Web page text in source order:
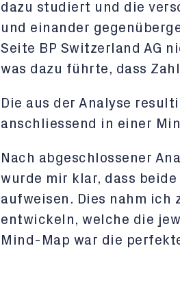
dazu studiert und die
und einander
Seite BP Switzerland AG
was dazu führte, dass
Die aus der Analyse
anschliessend in einer
Nach abgeschlossener
wurde mir klar, dass
aufweisen. Dies nahm ich
entwickeln, welche die
Mind-Map war die